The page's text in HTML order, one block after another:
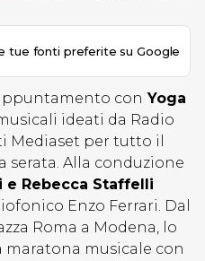
tue fonti preferite su Google
con Yoga
ideati da Radio
Mediaset per tutto il
serata. Alla conduzione
e Rebecca Staffelli
Enzo Ferrari. Dal
Roma a Modena, lo
musicale con